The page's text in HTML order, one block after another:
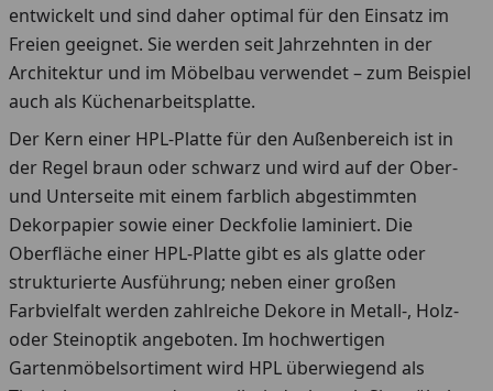
entwickelt und sind daher optimal für den Einsatz im
Freien geeignet. Sie werden seit Jahrzehnten in der
Architektur und im Möbelbau verwendet – zum Beispiel
auch als Küchenarbeitsplatte.
Der Kern einer HPL-Platte für den Außenbereich ist in
der Regel braun oder schwarz und wird auf der Ober-
und Unterseite mit einem farblich abgestimmten
Dekorpapier sowie einer Deckfolie laminiert. Die
Oberfläche einer HPL-Platte gibt es als glatte oder
strukturierte Ausführung; neben einer großen
Farbvielfalt werden zahlreiche Dekore in Metall-, Holz-
oder Steinoptik angeboten. Im hochwertigen
Gartenmöbelsortiment wird HPL überwiegend als